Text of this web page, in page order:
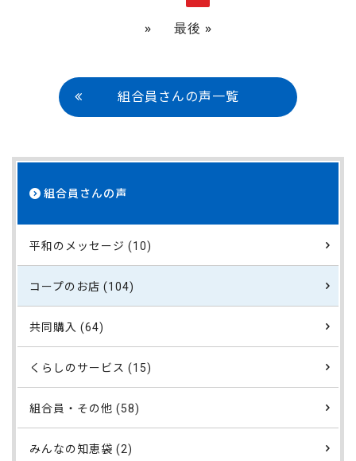
»
最後 »
組合員さんの声一覧
組合員さんの声
平和のメッセージ (10)
コープのお店 (104)
共同購入 (64)
くらしのサービス (15)
組合員・その他 (58)
みんなの知恵袋 (2)